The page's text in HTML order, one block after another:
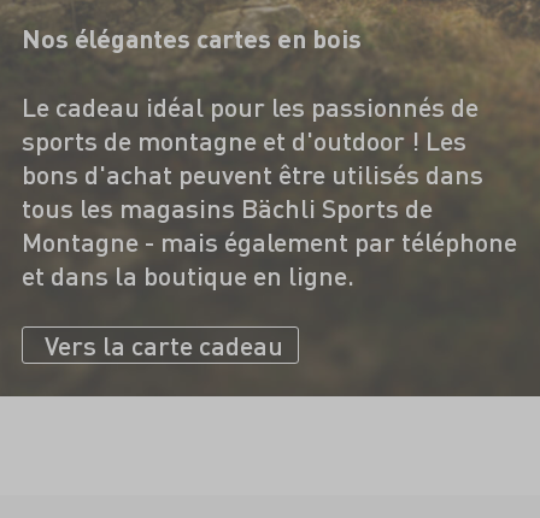
Nos élégantes cartes en bois
Le cadeau idéal pour les passionnés de
sports de montagne et d'outdoor ! Les
bons d'achat peuvent être utilisés dans
tous les magasins Bächli Sports de
Montagne - mais également par téléphone
et dans la boutique en ligne.
Vers la carte cadeau